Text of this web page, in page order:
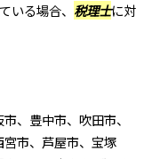
いる場合、 税理士に対
、豊中市、吹田市、
市、芦屋市、宝塚